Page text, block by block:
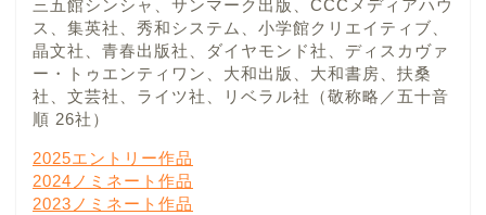
三五館シンシャ、サンマーク出版、CCCメディアハウ
ス、集英社、秀和システム、小学館クリエイティブ、
晶文社、青春出版社、ダイヤモンド社、ディスカヴァ
ー・トゥエンティワン、大和出版、大和書房、扶桑
社、文芸社、ライツ社、リベラル社（敬称略／五十音
順 26社）
2025エントリー作品
2024ノミネート作品
2023ノミネート作品